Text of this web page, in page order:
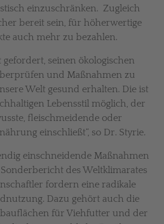
einzuschränken. Zugleich
bereit sein, für höherwertige
auch mehr zu bezahlen.
gefordert, seinen ökologischen
und Maßnahmen zu
Welt gesund erhalten. Die ist
Lebensstil möglich, der
fleischmeidende oder
einschließt“, so Dr. Styrie.
einschneidende Maßnahmen
des Weltklimarates
fordern eine radikale
Dazu gehört auch die
für Viehfutter und der